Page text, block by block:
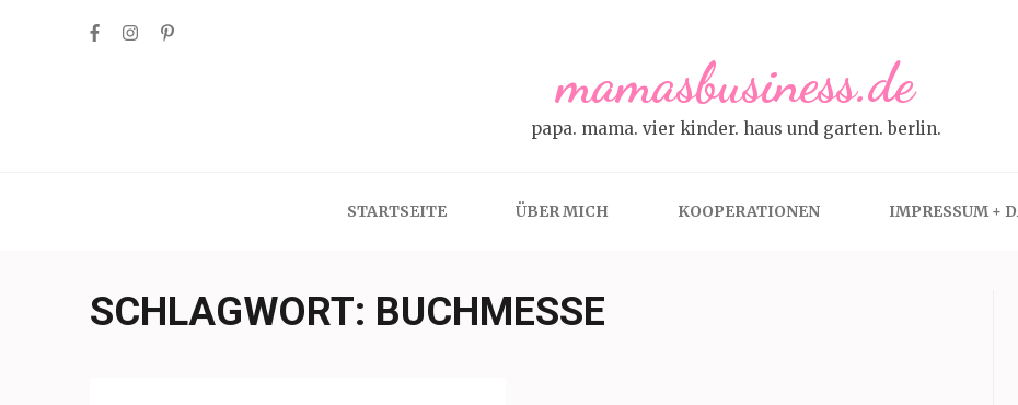
mamasbusiness.de
papa. mama. vier kinder. haus und garten. berlin.
STARTSEITE ÜBER MICH KOOPERATIONEN IMPRESSUM +
SCHLAGWORT: BUCHMESSE